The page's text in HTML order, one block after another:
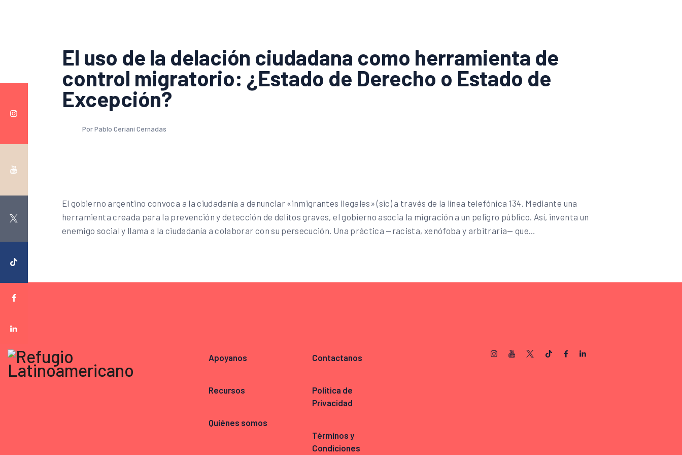
El uso de la delación ciudadana como herramienta de
control migratorio: ¿Estado de Derecho o Estado de
Excepción?
Por Pablo Ceriani Cernadas
El gobierno argentino convoca a la ciudadanía a denunciar «inmigrantes ilegales» (sic) a través de la línea telefónica 134. Mediante una
herramienta creada para la prevención y detección de delitos graves, el gobierno asocia la migración a un peligro público. Así, inventa un
enemigo social y llama a la ciudadanía a colaborar con su persecución. Una práctica —racista, xenófoba y arbitraria— que…
Apoyanos
Recursos
Quiénes somos
Contactanos
Política de
Privacidad
Términos y
Condiciones